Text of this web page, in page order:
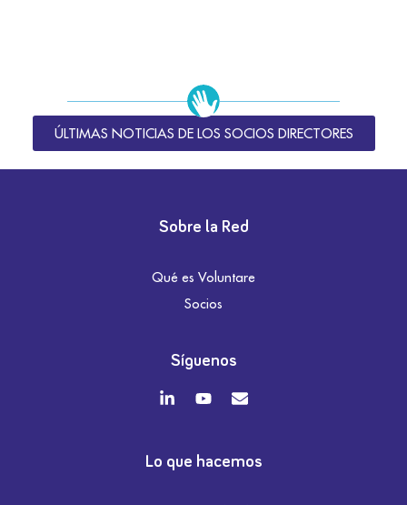
ÚLTIMAS NOTICIAS DE LOS SOCIOS DIRECTORES
Sobre la Red
Qué es Voluntare
Socios
Síguenos
Lo que hacemos